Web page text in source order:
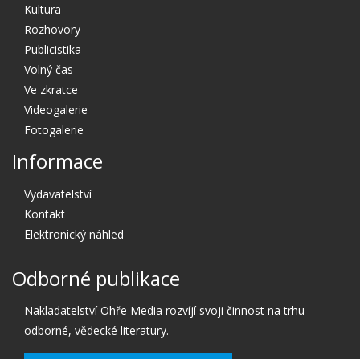
Kultura
Rozhovory
Publicistika
Volný čas
Ve zkratce
Videogalerie
Fotogalerie
Informace
Vydavatelství
Kontakt
Elektronický náhled
Odborné publikace
Nakladatelství Ohře Media rozvíjí svoji činnost na trhu
odborné, vědecké literatury.